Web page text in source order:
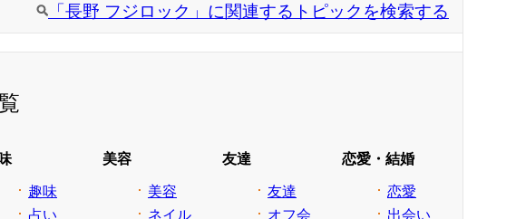
「長野 フジロック」に関連するトピックを検索する
趣味
占い
美容
美容
ネイル
友達
友達
オフ会
恋愛・結婚
恋愛
出会い